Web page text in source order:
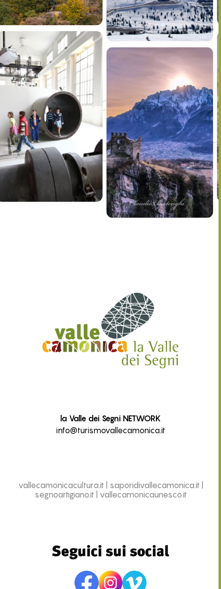
la Valle dei Segni NETWORK
info@turismovallecamonica.it
vallecamonicacultura.it saporidivallecamonica.it
segnoartigiano.it
vallecamonicaunesco.it
Seguici sui social